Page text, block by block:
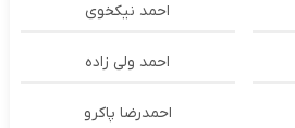
احمد نیکخوی
احمد ولی زاده
احمدرضا پاکرو